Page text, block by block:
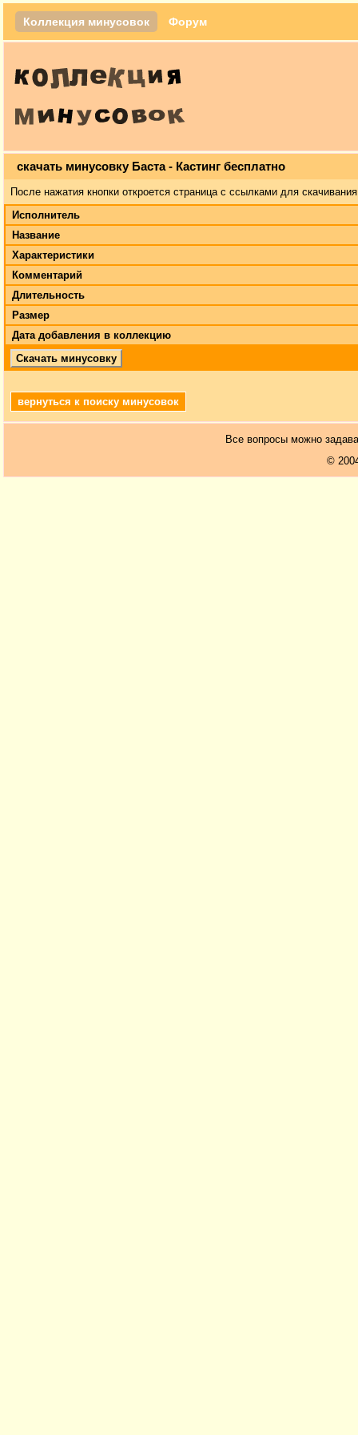
Коллекция минусовок Форум
скачать минусовку Баста - Кастинг бесплатно
После нажатия кнопки откроется страница с ссылками для
Исполнитель
Название
Характеристики
Комментарий
Длительность
Размер
Дата добавления в коллекцию
Скачать минусовку
вернуться к поиску минусовок
Все вопросы можно
©